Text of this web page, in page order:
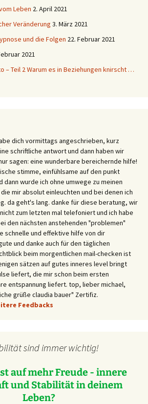
Leben 2. April 2021
Veränderung 3. März 2021
und die Folgen 22. Februar 2021
2021
– Teil 2 Warum es in Beziehungen knirscht …
dich vormittags angeschrieben, kurz
schriftliche antwort und dann haben wir
sagen: eine wunderbare bereichernde hilfe!
stimme, einfühlsame auf den punkt
dann wurde ich ohne umwege zu meinen
mir absolut einleuchten und bei denen ich
da geht's lang. danke für diese beratung, wir
zum letzten mal telefoniert und ich habe
den nächsten anstehenden "problemen"
schnelle und effektive hilfe von dir
und danke auch für den täglichen
beim morgentlichen mail-checken ist
sätzen auf gutes inneres level bringt
liefert, die mir schon beim ersten
entspannung liefert. top, lieber michael,
grüße claudia bauer" Zertifiz.
Feedbacks
sind immer wichtig!
auf mehr Freude - innere
und Stabilität in deinem
Leben?